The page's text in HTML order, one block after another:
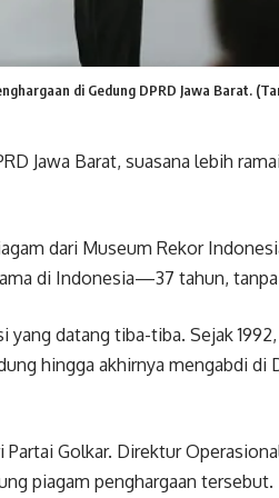
di Gedung DPRD Jawa Barat.
Jawa Barat, suasana lebih
dari Museum Rekor
di Indonesia—37 tahun,
datang tiba-tiba. Sejak
hingga akhirnya mengabdi di
Golkar. Direktur
piagam penghargaan tersebut.